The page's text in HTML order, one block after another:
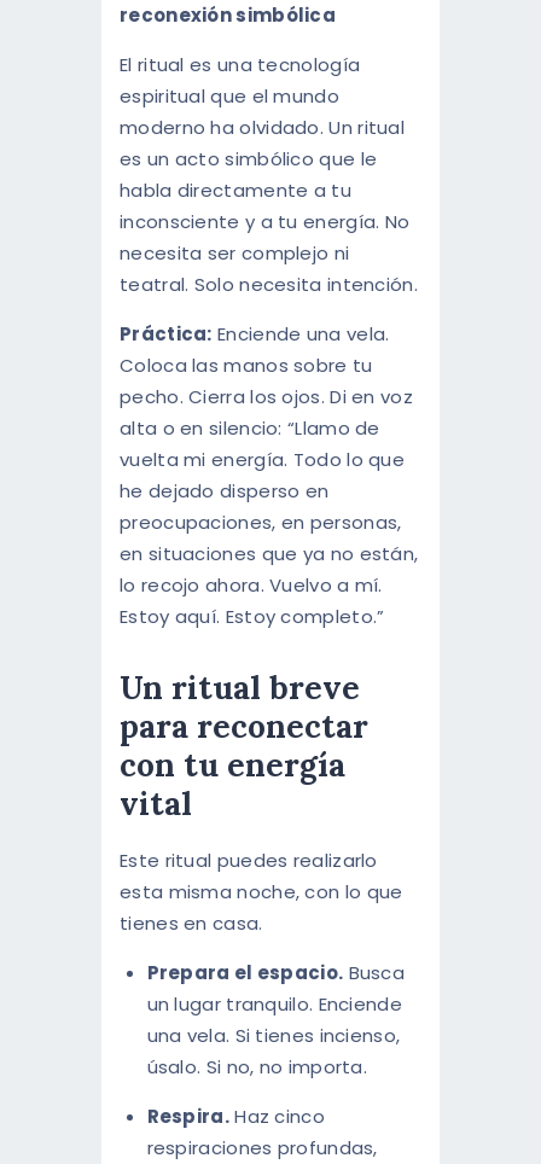
reconexión simbólica
El ritual es una tecnología
espiritual que el mundo
moderno ha olvidado. Un ritual
es un acto simbólico que le
habla directamente a tu
inconsciente y a tu energía. No
necesita ser complejo ni
teatral. Solo necesita intención.
Práctica: Enciende una vela.
Coloca las manos sobre tu
pecho. Cierra los ojos. Di en voz
alta o en silencio: “Llamo de
vuelta mi energía. Todo lo que
he dejado disperso en
preocupaciones, en personas,
en situaciones que ya no están,
lo recojo ahora. Vuelvo a mí.
Estoy aquí. Estoy completo.”
Un ritual breve
para reconectar
con tu energía
vital
Este ritual puedes realizarlo
esta misma noche, con lo que
tienes en casa.
Prepara el espacio. Busca
un lugar tranquilo. Enciende
una vela. Si tienes incienso,
úsalo. Si no, no importa.
Respira.Haz cinco
respiraciones profundas,